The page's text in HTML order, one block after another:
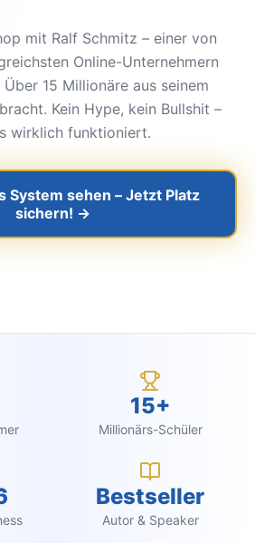
mit Ralf Schmitz – einer von
Online-Unternehmern
15 Millionäre aus seinem
Kein Hype, kein Bullshit –
wirklich funktioniert.
System sehen – Jetzt Platz
sichern! →
15+
Millionärs-Schüler
Bestseller
Autor & Speaker